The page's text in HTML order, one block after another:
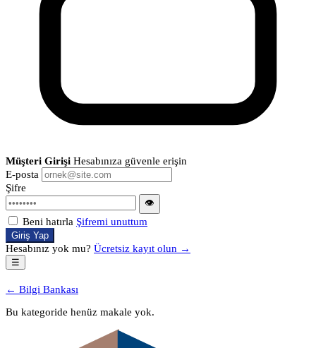
Müşteri Girişi Hesabınıza güvenle erişin
E-posta
Şifre
👁
Beni hatırla Şifremi unuttum
Giriş Yap
Hesabınız yok mu? Ücretsiz kayıt olun →
☰
← Bilgi Bankası
Bu kategoride henüz makale yok.